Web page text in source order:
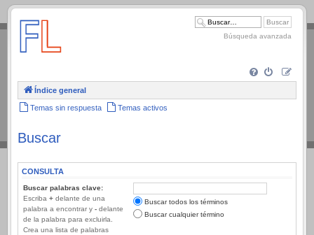
.
Búsqueda avanzada
Índice general
Temas sin respuesta Temas activos
Buscar
CONSULTA
Buscar palabras clave:
Escriba + delante de una
palabra a encontrar y - delante
de la palabra para excluirla.
Crea una lista de palabras
Buscar todos los términos
Buscar cualquier término